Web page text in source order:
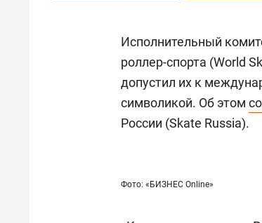
Исполнительный
роллер-спорта (World
допустил их к
символикой. Об этом
России (Skate Russia).
Фото: «БИЗНЕС Online»